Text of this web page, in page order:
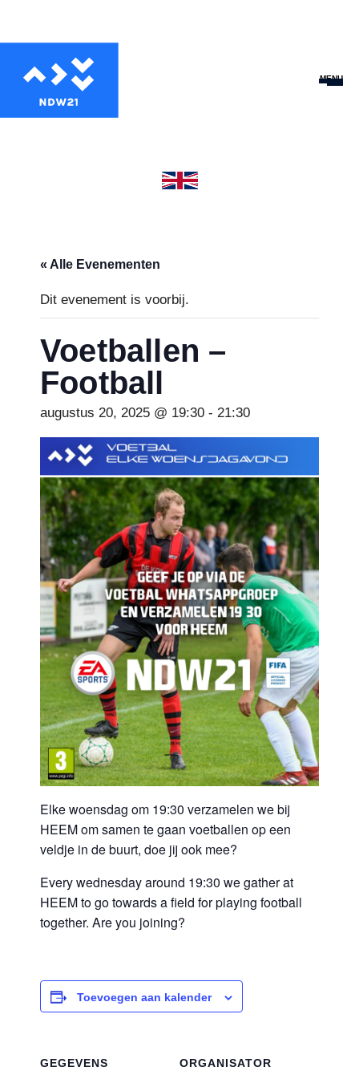
MENU
« Alle Evenementen
Dit evenement is voorbij.
Voetballen –
Football
augustus 20, 2025 @ 19:30 - 21:30
Elke woensdag om 19:30 verzamelen we bij
HEEM om samen te gaan voetballen op een
veldje in de buurt, doe jij ook mee?
Every wednesday around 19:30 we gather at
HEEM to go towards a field for playing football
together. Are you joining?
Toevoegen aan kalender
GEGEVENS ORGANISATOR